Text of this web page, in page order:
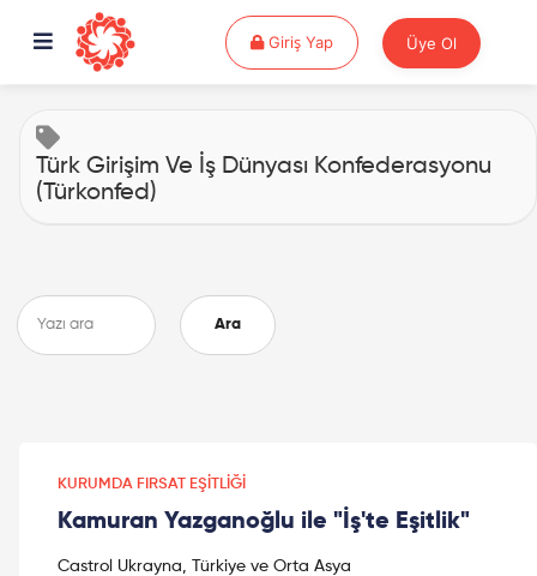
Giriş YapGiriş Yap Üye Ol
Türk Girişim Ve İş Dünyası Konfederasyonu
(Türkonfed)
Ara
KURUMDA FIRSAT EŞITLIĞI
Kamuran Yazganoğlu ile "İş'te Eşitlik"
Castrol Ukrayna, Türkiye ve Orta Asya